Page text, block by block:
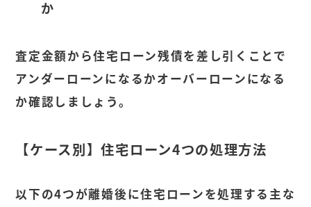
か
査定金額から住宅ローン残債を差し引くことで
アンダーローンになるかオーバーローンになる
か確認しましょう。
【ケース別】住宅ローン4つの処理方法
以下の4つが離婚後に住宅ローンを処理する主な